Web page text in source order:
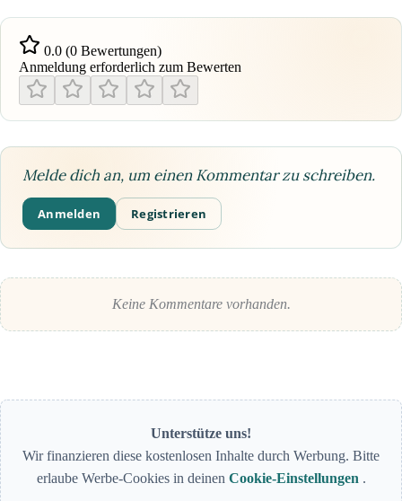
0.0 (0 Bewertungen)
Anmeldung erforderlich zum Bewerten
Melde dich an, um einen Kommentar zu schreiben.
Anmelden Registrieren
Keine Kommentare vorhanden.
Unterstütze uns!
Wir finanzieren diese kostenlosen Inhalte durch Werbung. Bitte
erlaube Werbe-Cookies in deinen Cookie-Einstellungen .